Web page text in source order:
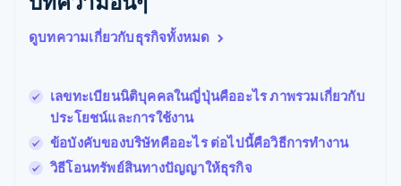
ดูบทความเกี่ยวกับธุรกิจทั้งหมด
เลขทะเบียนนิติบุคคลในญี่ปุ่นคืออะไร ภาพรวมเกี่ยวกับ
ประโยชน์และการใช้งาน
ข้อบังคับของบริษัทคืออะไร ต่อไปนี้คือวิธีการทำงาน
วิธีโอนทรัพย์สินทางปัญญาให้ธุรกิจ
English
ฝรั่งเศส
Svenska
มอลตา
English
มาเลเซีย
English 简体中文
เม็กซิโก